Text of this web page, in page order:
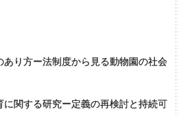
あり方ー法制度から見る動物園の社会
に関する研究ー定義の再検討と持続可